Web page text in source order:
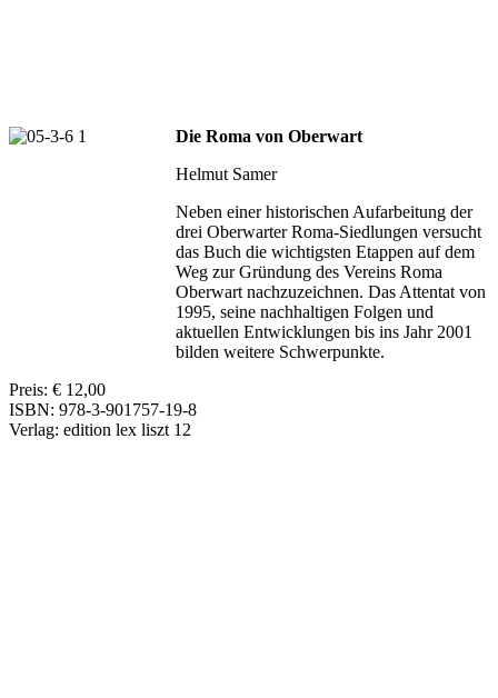
Die Roma von Oberwart
Helmut Samer
Neben einer historischen Aufarbeitung der
drei Oberwarter Roma-Siedlungen versucht
das Buch die wichtigsten Etappen auf dem
Weg zur Gründung des Vereins Roma
Oberwart nachzuzeichnen. Das Attentat von
1995, seine nachhaltigen Folgen und
aktuellen Entwicklungen bis ins Jahr 2001
bilden weitere Schwerpunkte.
Preis: € 12,00
ISBN: 978-3-901757-19-8
Verlag: edition lex liszt 12